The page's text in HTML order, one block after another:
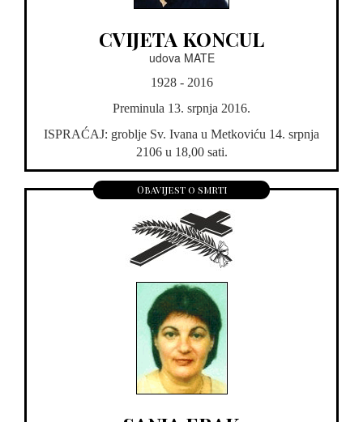
CVIJETA KONCUL
udova MATE
1928 - 2016
Preminula 13. srpnja 2016.
ISPRAĆAJ: groblje Sv. Ivana u Metkoviću 14. srpnja
2106 u 18,00 sati.
Obavijest o smrti